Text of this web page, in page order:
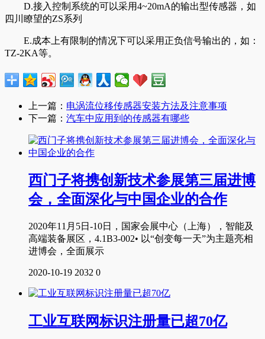
D.接入控制系统的可以采用4~20mA的输出型传感器，如
四川瞭望的ZS系列
E.成本上有限制的情况下可以采用正负信号输出的，如：
TZ-2KA等。
上一篇： 电涡流位移传感器安装方法及注意事项
下一篇： 汽车中应用到的传感器有哪些
西门子将携创新技术参展第三届进博
会，全面深化与中国企业的合作
2020年11月5日-10日，国家会展中心（上海），智能及
高端装备展区，4.1B3-002• 以“创变每一天”为主题亮相
进博会，全面展示
2020-10-19 2032 0
工业互联网标识注册量已超70亿